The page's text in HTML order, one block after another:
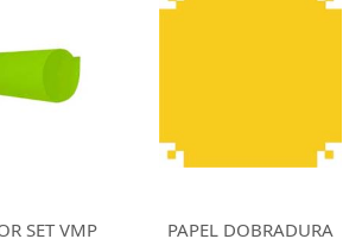
SET VMP PAPEL DOBRADURA